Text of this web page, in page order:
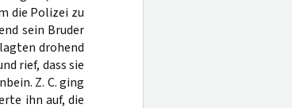
die Polizei zu
sein Bruder
drohend
rief, dass sie
Z. C. ging
ihn auf, die